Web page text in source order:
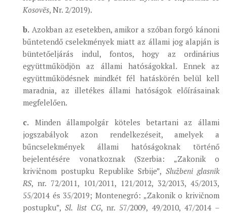
Kosovës, Nr. 2/2019).
b. Azokban az esetekben, amikor a szóban forgó kánoni
bűntetendő cselekmények miatt az állami jog alapján is
büntetőeljárás indul, fontos, hogy az ordinárius
együttműködjön az állami hatóságokkal. Ennek az
együttműködésnek mindkét fél hatáskörén belül kell
maradnia, az illetékes állami hatóságok előírásainak
megfelelően.
c. Minden állampolgár köteles betartani az állami
jogszabályok azon rendelkezéseit, amelyek a
bűncselekmények állami hatóságoknak történő
bejelentésére vonatkoznak (Szerbia: „Zakonik o
krivičnom postupku Republike Srbije”, Službeni glasnik
RS, nr. 72/2011, 101/2011, 121/2012, 32/2013, 45/2013,
55/2014 és 35/2019; Montenegró: „Zakonik o krivičnom
postupku”,Sl. list CG, nr. 57/2009, 49/2010, 47/2014 –